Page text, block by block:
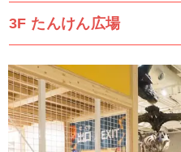
3F たんけん広場